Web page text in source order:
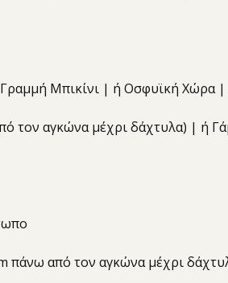
Μπικίνι | ή Οσφυϊκή Χώρα
τον αγκώνα μέχρι δάχτυλα) | ή
πάνω από τον αγκώνα μέχρι